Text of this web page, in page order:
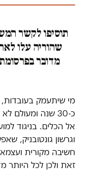
תוסיפו לקשר
מדובר
מי שיתעמק
כ-30 שנה
אל הכלים. בניגוד
וגרשון גונטובניק,
חשיבה מקורית
זאת ולכן לכל היותר